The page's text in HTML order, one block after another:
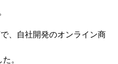
、自社開発のオンライン商
。